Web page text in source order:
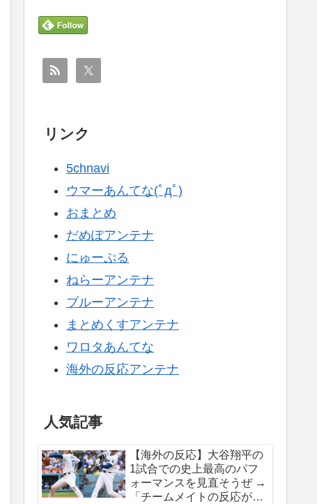
リンク
5chnavi
ウマーあんてな(ﾟдﾟ)
おまとめ
だめぽアンテナ
にゅーぷる
ねらーアンテナ
ブルーアンテナ
まとめくすアンテナ
ワロタあんてな
海外の反応アンテナ
人気記事
【海外の反応】大谷翔平の
1試合での史上最高のパフ
ォーマンスを見直そうぜ →
「チームメイトの反応が凄